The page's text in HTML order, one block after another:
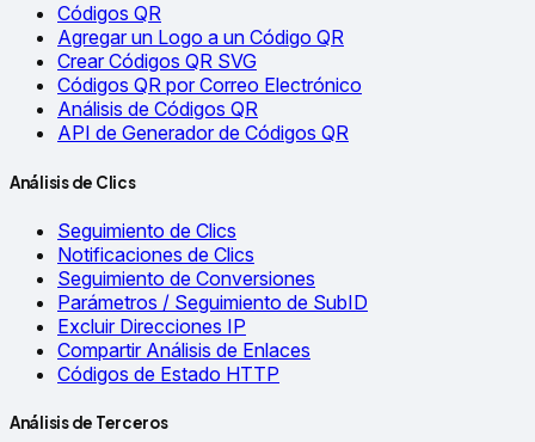
Códigos QR
Agregar un Logo a un Código QR
Crear Códigos QR SVG
Códigos QR por Correo Electrónico
Análisis de Códigos QR
API de Generador de Códigos QR
Análisis de Clics
Seguimiento de Clics
Notificaciones de Clics
Seguimiento de Conversiones
Parámetros / Seguimiento de SubID
Excluir Direcciones IP
Compartir Análisis de Enlaces
Códigos de Estado HTTP
Análisis de Terceros